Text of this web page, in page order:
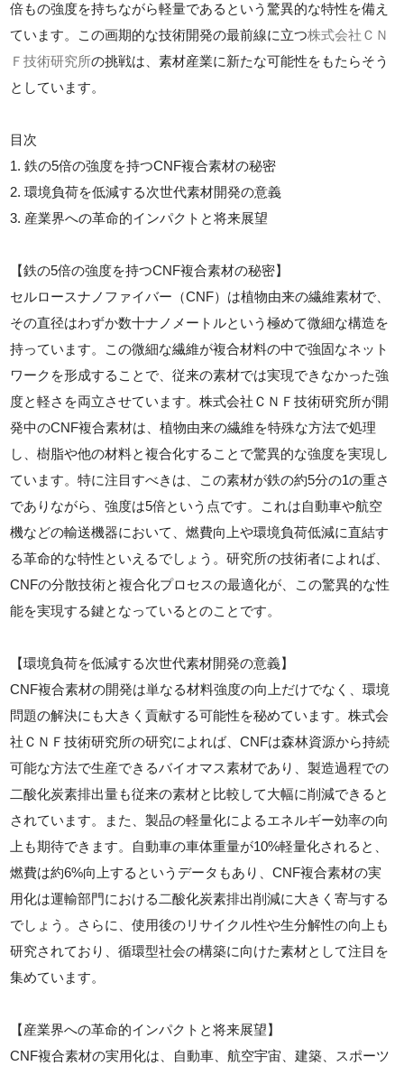
倍もの強度を持ちながら軽量であるという驚異的な特性を備え
ています。この画期的な技術開発の最前線に立つ株式会社ＣＮ
Ｆ技術研究所の挑戦は、素材産業に新たな可能性をもたらそう
としています。
目次
1. 鉄の5倍の強度を持つCNF複合素材の秘密
2. 環境負荷を低減する次世代素材開発の意義
3. 産業界への革命的インパクトと将来展望
【鉄の5倍の強度を持つCNF複合素材の秘密】
セルロースナノファイバー（CNF）は植物由来の繊維素材で、
その直径はわずか数十ナノメートルという極めて微細な構造を
持っています。この微細な繊維が複合材料の中で強固なネット
ワークを形成することで、従来の素材では実現できなかった強
度と軽さを両立させています。株式会社ＣＮＦ技術研究所が開
発中のCNF複合素材は、植物由来の繊維を特殊な方法で処理
し、樹脂や他の材料と複合化することで驚異的な強度を実現し
ています。特に注目すべきは、この素材が鉄の約5分の1の重さ
でありながら、強度は5倍という点です。これは自動車や航空
機などの輸送機器において、燃費向上や環境負荷低減に直結す
る革命的な特性といえるでしょう。研究所の技術者によれば、
CNFの分散技術と複合化プロセスの最適化が、この驚異的な性
能を実現する鍵となっているとのことです。
【環境負荷を低減する次世代素材開発の意義】
CNF複合素材の開発は単なる材料強度の向上だけでなく、環境
問題の解決にも大きく貢献する可能性を秘めています。株式会
社ＣＮＦ技術研究所の研究によれば、CNFは森林資源から持続
可能な方法で生産できるバイオマス素材であり、製造過程での
二酸化炭素排出量も従来の素材と比較して大幅に削減できると
されています。また、製品の軽量化によるエネルギー効率の向
上も期待できます。自動車の車体重量が10%軽量化されると、
燃費は約6%向上するというデータもあり、CNF複合素材の実
用化は運輸部門における二酸化炭素排出削減に大きく寄与する
でしょう。さらに、使用後のリサイクル性や生分解性の向上も
研究されており、循環型社会の構築に向けた素材として注目を
集めています。
【産業界への革命的インパクトと将来展望】
CNF複合素材の実用化は、自動車、航空宇宙、建築、スポーツ